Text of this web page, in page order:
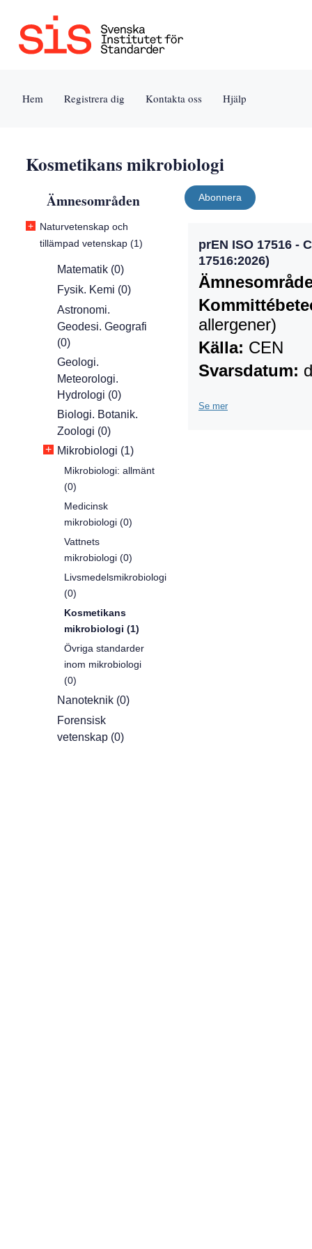
Jump
Tillgänglighet
Användarvillkor
Hem Registrera dig Kontakta oss Hjälp
Kosmetikans mikrobiologi
Ämnesområden
+ Naturvetenskap och
tillämpad vetenskap (1)
Matematik (0)
Fysik. Kemi (0)
Astronomi.
Geodesi. Geografi
(0)
Geologi.
Meteorologi.
Hydrologi (0)
Biologi. Botanik.
Zoologi (0)
+ Mikrobiologi (1)
Mikrobiologi: allmänt
(0)
Medicinsk
mikrobiologi (0)
Vattnets
mikrobiologi (0)
Livsmedelsmikrobiologi
(0)
Kosmetikans
mikrobiologi (1)
Övriga standarder
inom mikrobiologi
(0)
Nanoteknik (0)
Forensisk
vetenskap (0)
Abonnera
prEN ISO 17516 -
17516:2026)
allergener)
Källa: CEN
Svarsdatum:
Se mer